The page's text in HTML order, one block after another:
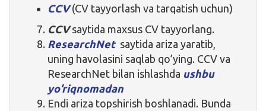
CCV(CV tayyorlash va tarqatish uchun)
CCVsaytida maxsus CV tayyorlang.
ResearchNet saytida ariza yaratib,
uning havolasini saqlab qo’ying. CCV va
ResearchNet bilan ishlashda ushbu
yo’riqnomadan
Endi ariza topshirish boshlanadi. Bunda